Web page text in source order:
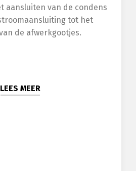
aansluiten van de condens
tot het
de afwerkgootjes.
LEES MEER